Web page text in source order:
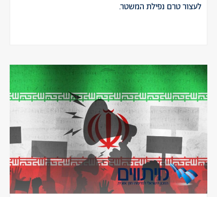
לעצור טרם נפילת המשטר.